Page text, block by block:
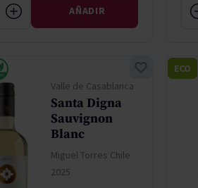
AÑADIR
Valle de Casablanca
Santa Digna
Sauvignon
Blanc
Miguel Torres Chile
2025
ECO